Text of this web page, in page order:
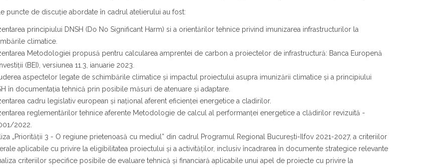
puncte de discuție abordate în cadrul atelierului au fost:
principiului DNSH (Do No Significant Harm) si a orientărilor tehnice privind imunizarea infrastructurilor la
climatice.
Metodologiei propusă pentru calcularea amprentei de carbon a proiectelor de infrastructură: Banca Europenă
(BEI), versiunea 11.3, ianuarie 2023.
aspectelor legate de schimbările climatice și impactul proiectului asupra imunizării climatice și a principiului
în documentația tehnică prin posibile măsuri de atenuare și adaptare.
cadru legislativ european și național aferent eficienței energetice a cladirilor.
reglementărilor tehnice aferente Metodologie de calcul al performanţei energetice a clădirilor revizuită -
2022.
„Priorității 3 - O regiune prietenoasă cu mediul” din cadrul Programul Regional București-Ilfov 2021-2027, a criteriilor
aplicabile cu privire la eligibilitatea proiectului și a activităților, inclusiv încadrarea în documente strategice relevante
criteriilor specifice posibile de evaluare tehnică și financiară aplicabile unui apel de proiecte cu privire la